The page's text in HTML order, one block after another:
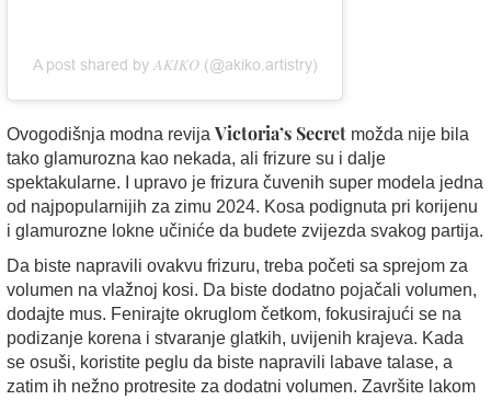
A post shared by 𝐴𝐾𝐼𝐾𝑂 (@akiko.artistry)
Ovogodišnja modna revija Victoria’s Secret možda nije bila
tako glamurozna kao nekada, ali frizure su i dalje
spektakularne. I upravo je frizura čuvenih super modela jedna
od najpopularnijih za zimu 2024. Kosa podignuta pri korijenu
i glamurozne lokne učiniće da budete zvijezda svakog partija.
Da biste napravili ovakvu frizuru, treba početi sa sprejom za
volumen na vlažnoj kosi. Da biste dodatno pojačali volumen,
dodajte mus. Fenirajte okruglom četkom, fokusirajući se na
podizanje korena i stvaranje glatkih, uvijenih krajeva. Kada
se osuši, koristite peglu da biste napravili labave talase, a
zatim ih nežno protresite za dodatni volumen. Završite lakom